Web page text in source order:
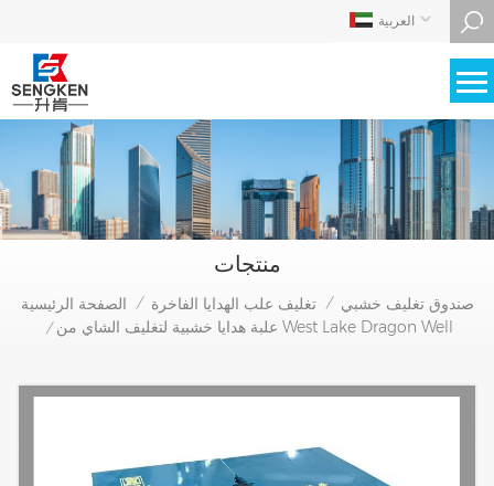
العربية
منتجات
الصفحة الرئيسية / تغليف علب الهدايا الفاخرة / صندوق تغليف خشبي
/ علبة هدايا خشبية لتغليف الشاي من West Lake Dragon Well